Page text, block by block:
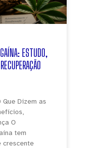
ESTUDO,
Que Dizem as
O
tem
crescente